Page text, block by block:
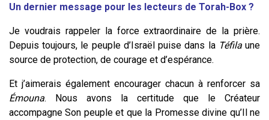
Un dernier message pour les lecteurs de Torah-Box ?
Je voudrais rappeler la force extraordinaire de la prière.
Depuis toujours, le peuple d’Israël puise dans la Téfilaune
source de protection, de courage et d’espérance.
Et j’aimerais également encourager chacun à renforcer sa
Émouna. Nous avons la certitude que le Créateur
accompagne Son peuple et que la Promesse divine qu’Il ne